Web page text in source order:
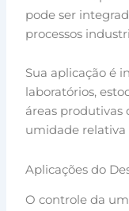
pode ser
processos
Sua aplicação é
laboratórios,
áreas produtivas
umidade relativa
Aplicações do
O controle da